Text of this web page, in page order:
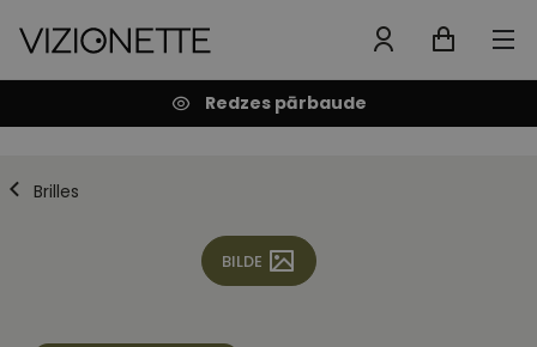
Redzes pārbaude
Brilles
BILDE